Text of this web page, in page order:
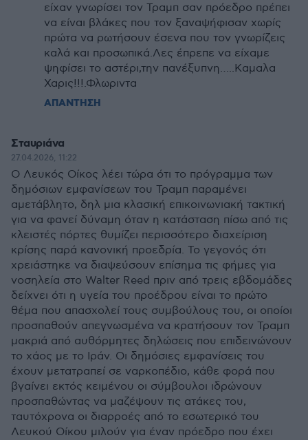
είχαν γνωρίσει τον Τραμπ σαν πρόεδρο πρέπει
να είναι βλάκες που τον ξαναψήφισαν χωρίς
πρώτα να ρωτήσουν έσενα που τον γνωρίζεις
καλά και προσωπικά.Λες έπρεπε να είχαμε
ψηφίσει το αστέρι,την πανέξυπνη…..Καμαλα
Χαρις!!!.Φλωριντα
ΑΠΑΝΤΗΣΗ
Σταυριάνα
27.04.2026, 11:22
Ο Λευκός Οίκος λέει τώρα ότι το πρόγραμμα των
δημόσιων εμφανίσεων του Τραμπ παραμένει
αμετάβλητο, δηλ μια κλασική επικοινωνιακή τακτική
για να φανεί δύναμη όταν η κατάσταση πίσω από τις
κλειστές πόρτες θυμίζει περισσότερο διαχείριση
κρίσης παρά κανονική προεδρία. Το γεγονός ότι
χρειάστηκε να διαψεύσουν επίσημα τις φήμες για
νοσηλεία στο Walter Reed πριν από τρεις εβδομάδες
δείχνει ότι η υγεία του προέδρου είναι το πρώτο
θέμα που απασχολεί τους συμβούλους του, οι οποίοι
προσπαθούν απεγνωσμένα να κρατήσουν τον Τραμπ
μακριά από αυθόρμητες δηλώσεις που επιδεινώνουν
το χάος με το Ιράν. Οι δημόσιες εμφανίσεις του
έχουν μετατραπεί σε ναρκοπέδιο, κάθε φορά που
βγαίνει εκτός κειμένου οι σύμβουλοι ιδρώνουν
προσπαθώντας να μαζέψουν τις ατάκες του,
ταυτόχρονα οι διαρροές από το εσωτερικό του
Λευκού Οίκου μιλούν για έναν πρόεδρο που έχει